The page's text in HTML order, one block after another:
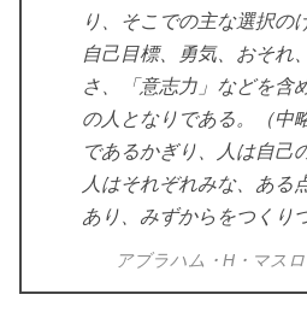
り、そこでの主な選択の
自己目標、勇気、おそれ
さ、「意志力」などを含
の人となりである。（中
であるかぎり、人は自己
人はそれぞれみな、ある
あり、みずからをつくり
アブラハム・H・マス